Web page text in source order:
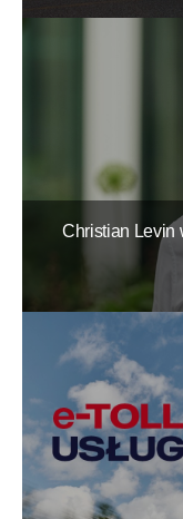
Christian Levin